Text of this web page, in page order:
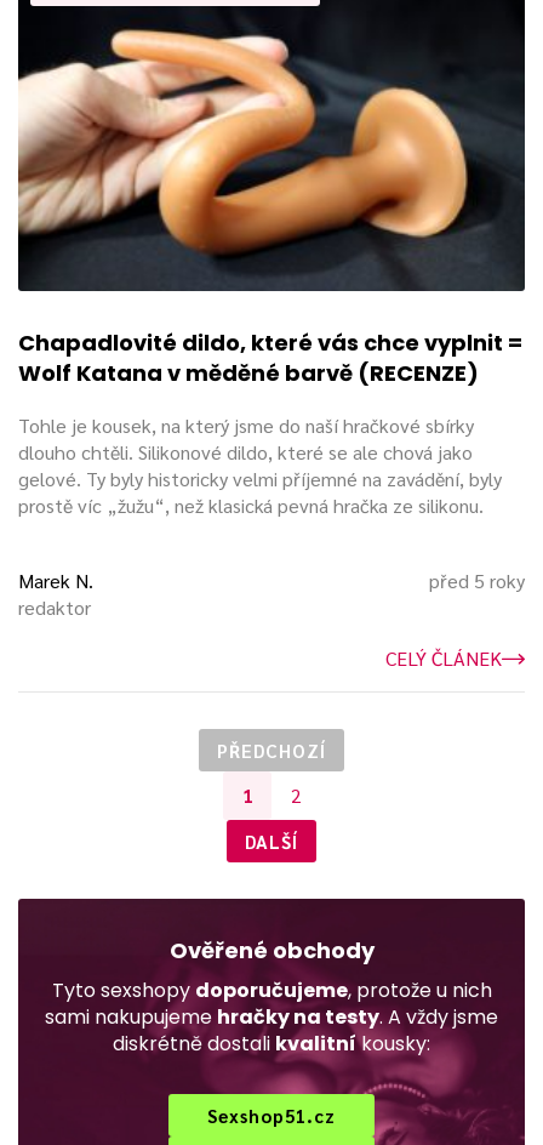
Chapadlovité dildo, které vás chce vyplnit =
Wolf Katana v měděné barvě (RECENZE)
Tohle je kousek, na který jsme do naší hračkové sbírky
dlouho chtěli. Silikonové dildo, které se ale chová jako
gelové. Ty byly historicky velmi příjemné na zavádění, byly
prostě víc „žužu“, než klasická pevná hračka ze silikonu.
Marek N.
redaktor
před 5 roky
CELÝ ČLÁNEK
PŘEDCHOZÍ
1 2
DALŠÍ
Ověřené obchody
Tyto sexshopy doporučujeme, protože u nich
sami nakupujeme hračky na testy. A vždy jsme
diskrétně dostali kvalitníkousky:
Sexshop51.cz